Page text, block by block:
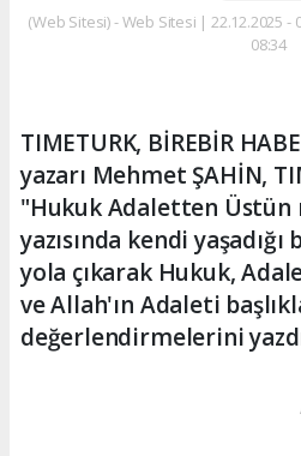
(Web Sitesi) - Web Sitesi | 22.12.2025 -
08:34
TIMETURK, BİREBİR
yazarı Mehmet ŞAHİN,
"Hukuk Adaletten Üstün
yazısında kendi
yola çıkarak Hukuk,
ve Allah'ın Adaleti
değerlendirmelerini